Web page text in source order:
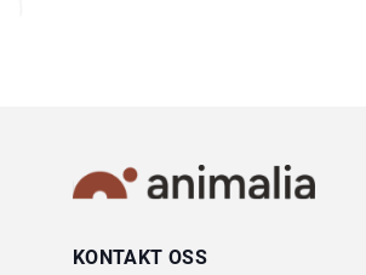
KONTAKT OSS